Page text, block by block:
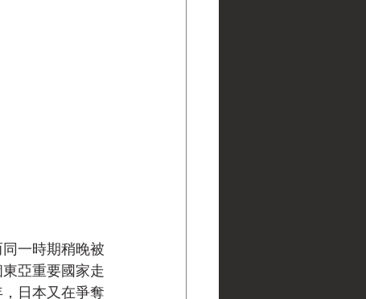
一時期稍晚被
亞重要國家走
日本又在爭奪